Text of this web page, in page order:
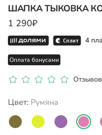
ШАПКА ТЫКОВКА
1 290₽
4
Оплата бонусами
Цвет: румяна